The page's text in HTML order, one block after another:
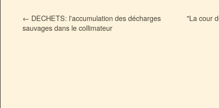
← DECHETS: l'accumulation des décharges
sauvages dans le collimateur
"La cour